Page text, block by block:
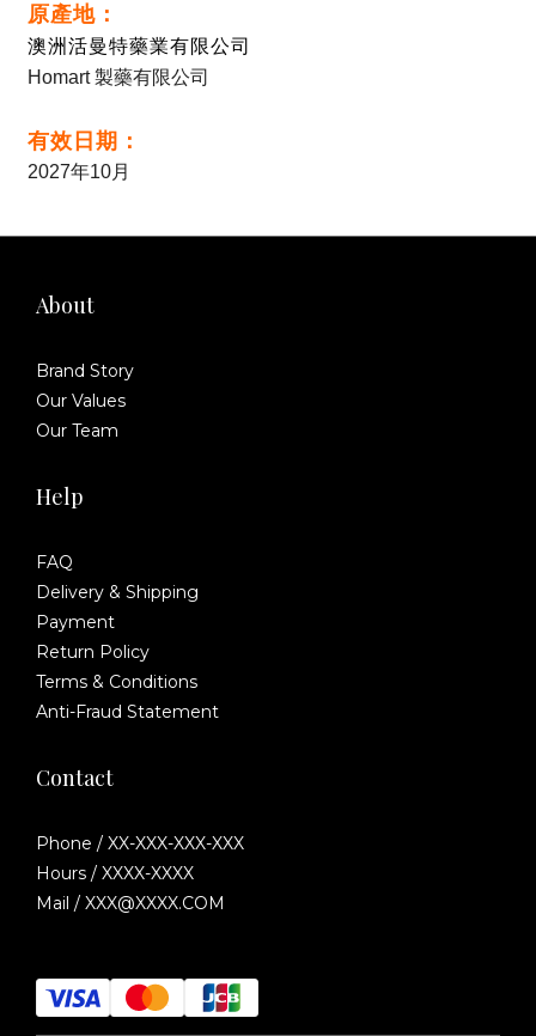
原產地：
澳洲活曼特藥業有限公司
Homart 製藥有限公司
有效日期 ：
2027年10月
About
Brand Story
Our Values
Our Team
Help
FAQ
Delivery & Shipping
Payment
Return Policy
Terms & Conditions
Anti-Fraud Statement
Contact
Phone / XX-XXX-XXX-XXX
Hours / XXXX-XXXX
Mail / XXX@XXXX.COM